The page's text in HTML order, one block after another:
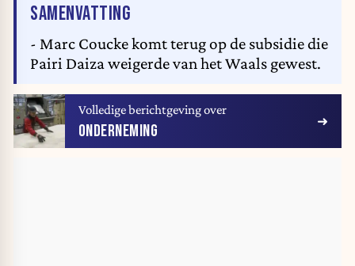
SAMENVATTING
- Marc Coucke komt terug op de subsidie die
Pairi Daiza weigerde van het Waals gewest.
Volledige berichtgeving over
ONDERNEMING